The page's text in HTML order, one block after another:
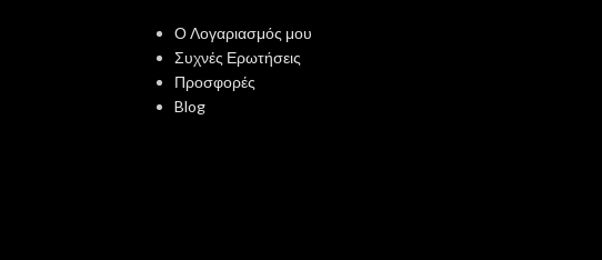
Ο Λογαριασμός μου
Συχνές Ερωτήσεις
Προσφορές
Blog